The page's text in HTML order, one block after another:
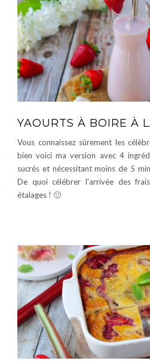
YAOURTS À BOIRE À
Vous connaissez sûrement les
bien voici ma version avec 4
sucrés et nécessitant moins de 5
De quoi célébrer l’arrivée des
étalages ! 🙂